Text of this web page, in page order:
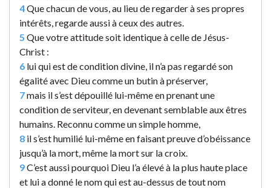
4Que chacun de vous, au lieu de regarder à ses propres
intérêts, regarde aussi à ceux des autres.
5 Que votre attitude soit identique à celle de Jésus-
Christ :
6 lui qui est de condition divine, il n’a pas regardé son
égalité avec Dieu comme un butin à préserver,
7mais il s’est dépouillé lui-même en prenant une
condition de serviteur, en devenant semblable aux êtres
humains. Reconnu comme un simple homme,
8 il s’est humilié lui-même en faisant preuve d’obéissance
jusqu’à la mort, même la mort sur la croix.
9C’est aussi pourquoi Dieu l’a élevé à la plus haute place
et lui a donné le nom qui est au-dessus de tout nom